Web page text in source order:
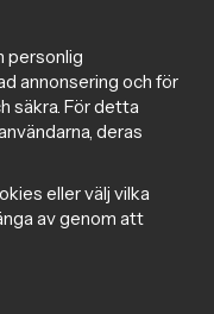
toppbetyg
personlig
annonsering och för
säkra. För detta
deras
eller välj vilka
av genom att